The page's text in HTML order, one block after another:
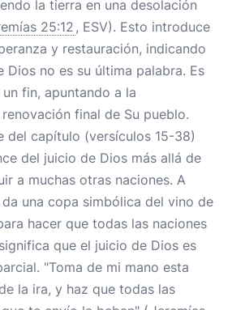
la tierra en una desolación
25:12 , ESV). Esto introduce
y restauración, indicando
Dios no es su última palabra. Es
fin, apuntando a la
final de Su pueblo.
del capítulo (versículos 15-38)
del juicio de Dios más allá de
a muchas otras naciones. A
una copa simbólica del vino de
hacer que todas las naciones
que el juicio de Dios es
"Toma de mi mano esta
la ira, y haz que todas las